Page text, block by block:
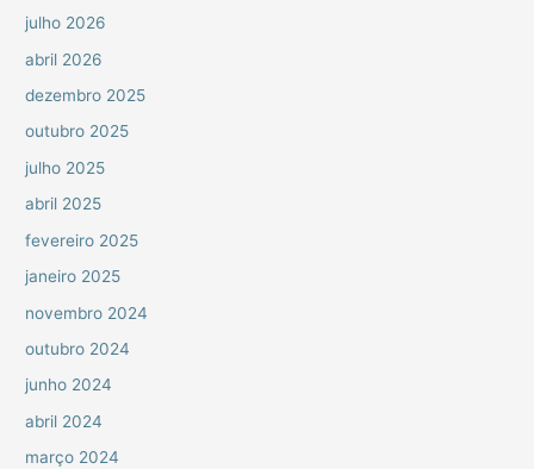
julho 2026
abril 2026
dezembro 2025
outubro 2025
julho 2025
abril 2025
fevereiro 2025
janeiro 2025
novembro 2024
outubro 2024
junho 2024
abril 2024
março 2024